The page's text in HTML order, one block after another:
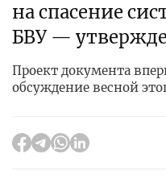
на спасение
БВУ —
Проект документа
обсуждение весной